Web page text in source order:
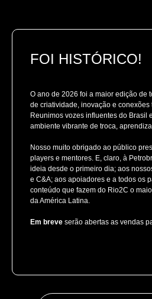
FOI HISTÓRICO!
O ano de 2026 foi a maior edição de
de criatividade, inovação e conexões
Reunimos vozes influentes do Brasil
ambiente vibrante de troca,
Nosso muito obrigado ao público
players e mentores. E, claro, à
ideia desde o primeiro dia; aos
e C&A; aos apoiadores e a todos os
conteúdo que fazem do Rio2C o
da América Latina.
Em breve serão abertas as vendas